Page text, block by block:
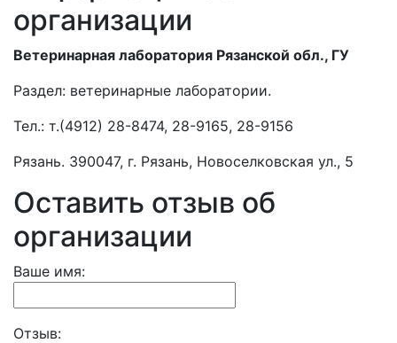
организации
Ветеринарная лаборатория Рязанской обл., ГУ
Раздел: ветеринарные лаборатории.
Тел.: т.(4912) 28-8474, 28-9165, 28-9156
Рязань. 390047, г. Рязань, Новоселковская ул., 5
Оставить отзыв об
организации
Ваше имя:
Отзыв: